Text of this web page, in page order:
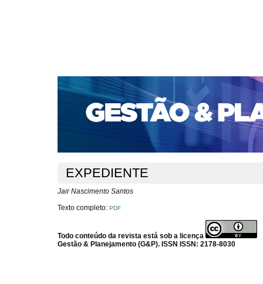
CAPA SOBRE ACESSO CADASTRO
PORTAL DE REVISTAS DA UNIFACS
SUBMISSÕES
PARA SUBMISSÃO DE ARTIGOS
TUTORIAL PARA
Capa Nascimento Santos
EXPEDIENTE
Jair Nascimento Santos
Texto completo: PDF
Todo conteúdo da revista está sob a licença
Gestão & Planejamento (G&P). ISSN ISSN: 2178-8030